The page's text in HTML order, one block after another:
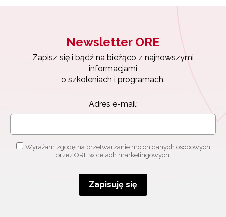
Newsletter ORE
Zapisz się i bądź na bieżąco z najnowszymi
informacjami
o szkoleniach i programach.
Adres e-mail:
Wyrażam zgodę na przetwarzanie moich danych osobowych
przez ORE w celach marketingowych.
Zapisuję się
Newsletter ORE
Zapisz się i bądź na bieżąco z najnowszymi
o szkoleniach i programach.